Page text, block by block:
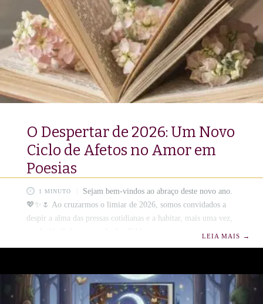
cuidado. ​Amizade Sincera: O livro celebra os laços que
O Despertar de 2026: Um Novo
Ciclo de Afetos no Amor em
Poesias
1 MINUTO
Sejam bem-vindos ao abraço deste novo ano.
💖✨🌷 Ao cruzarmos o limiar de 2026, somos convidados a
despir a alma das pressas cotidianas e a habitar, mais uma vez,
luz deste novo ciclo ilumine cada verso e cada coração que
aqui encontra pouso.📜🪶💓 ​A Alquimia de Wanda Rop Neste
espaço, a literatura é tecida sob a égide da escritora
LEIA MAIS →